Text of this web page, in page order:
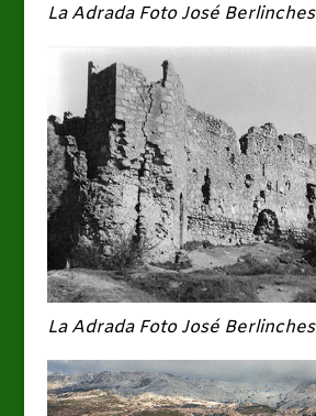
La Adrada Foto José Berlinches
La Adrada Foto José Berlinches